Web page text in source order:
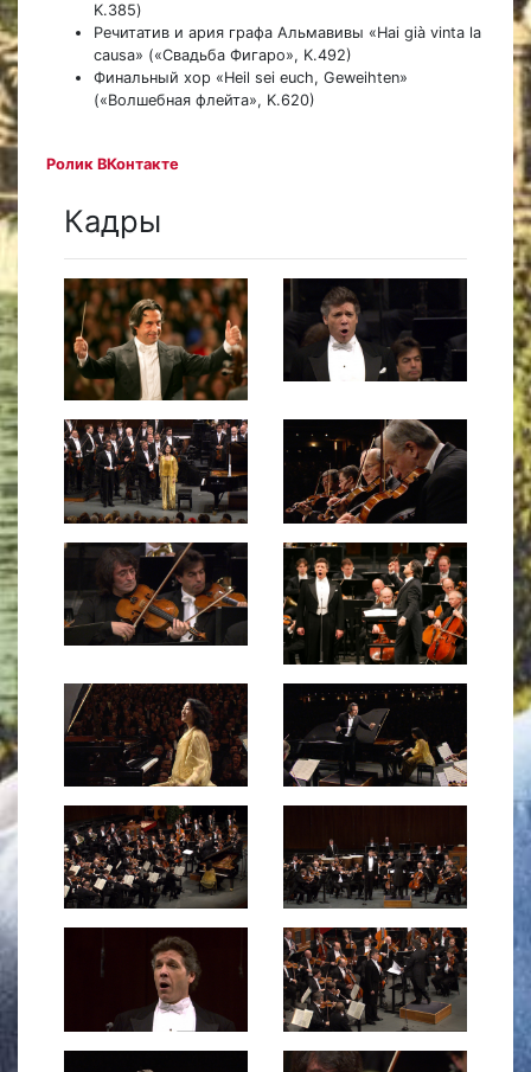
K.385)
Речитатив и ария графа Альмавивы «Hai già vinta la
causa» («Свадьба Фигаро», K.492)
Финальный хор «Heil sei euch, Geweihten»
(«Волшебная флейта», K.620)
Ролик ВКонтакте
Кадры